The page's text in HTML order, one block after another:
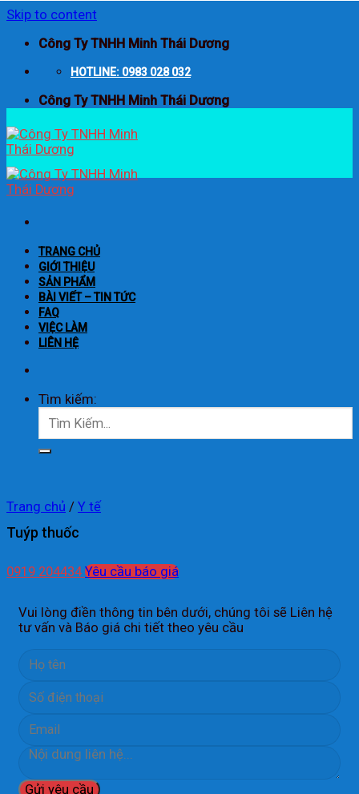
Skip to content
Công Ty TNHH Minh Thái Dương
HOTLINE: 0983 028 032
Công Ty TNHH Minh Thái Dương
TRANG CHỦ
GIỚI THIỆU
SẢN PHẨM
BÀI VIẾT – TIN TỨC
FAQ
VIỆC LÀM
LIÊN HỆ
Tìm kiếm:
Trang chủ / Y tế
Tuýp thuốc
0919 204434 Yêu cầu báo giá
Vui lòng điền thông tin bên dưới, chúng tôi sẽ Liên hệ
tư vấn và Báo giá chi tiết theo yêu cầu